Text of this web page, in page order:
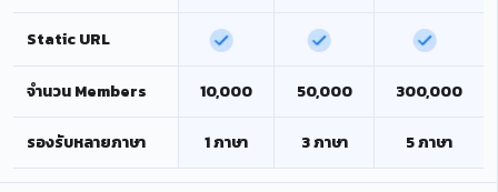
Static URL
จำนวน Members 10,000 50,000 300,000
รองรับหลายภาษา 1 ภาษา 3 ภาษา 5 ภาษา